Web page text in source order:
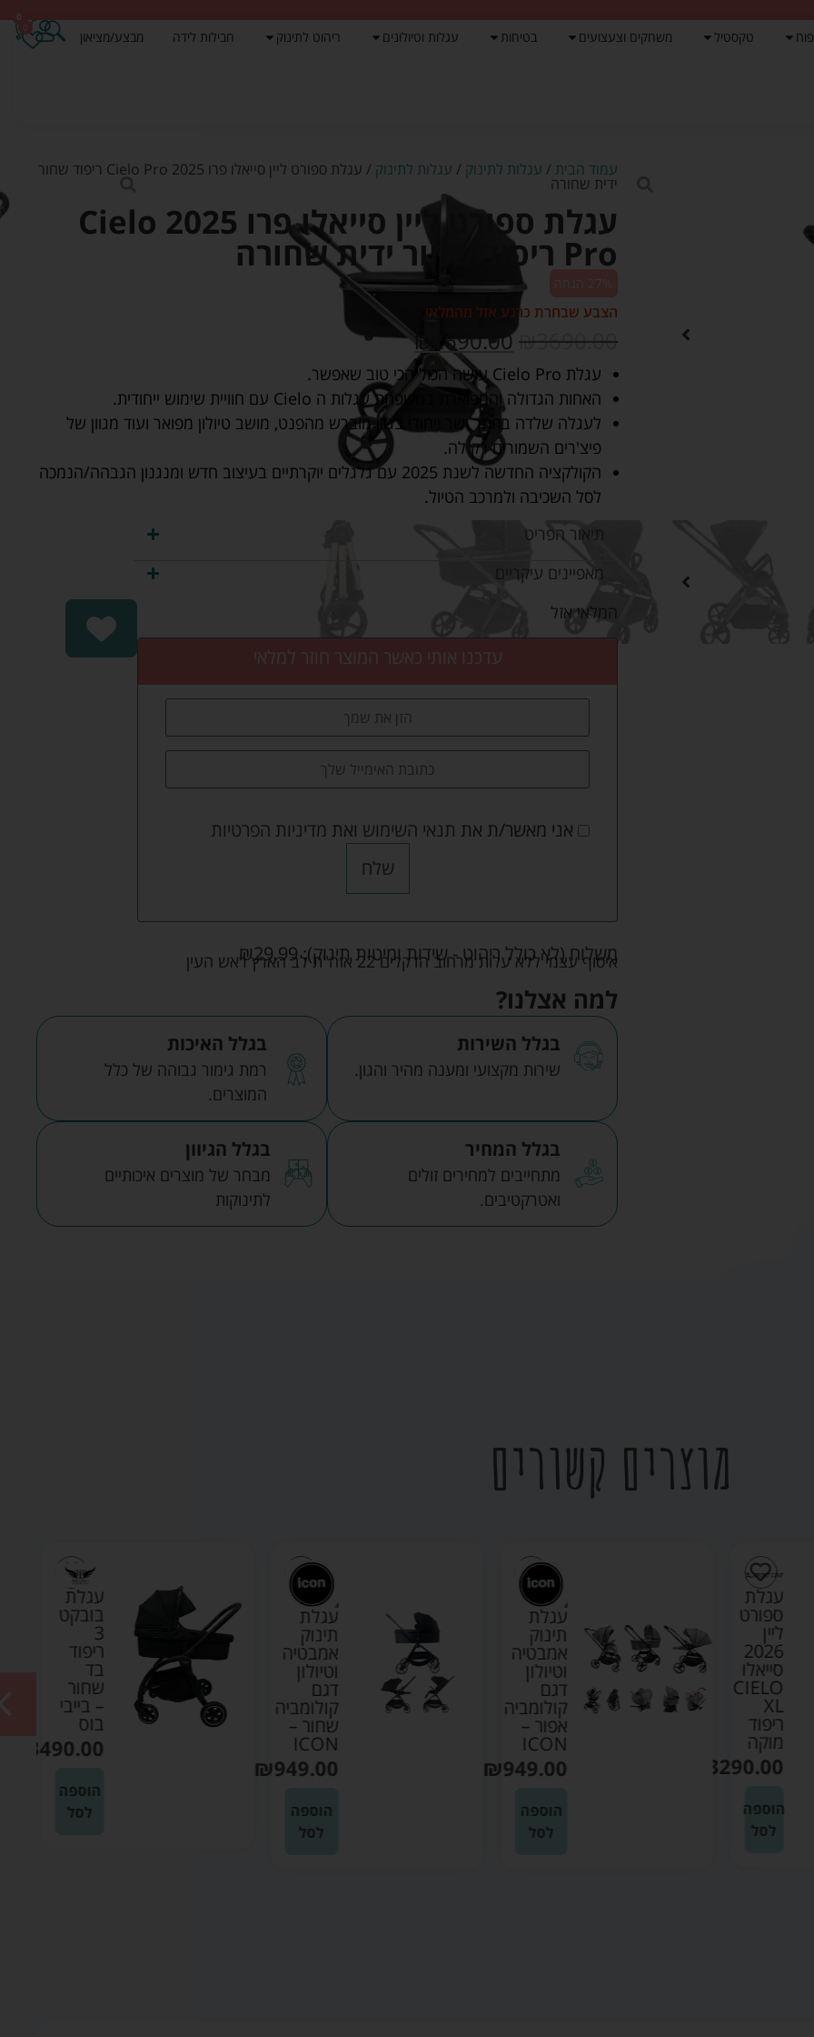
טקסטיל משחקים וצעצועים בטיחות עגלות וטיולונים ריהוט לתינוק חבילות לידה מבצע/מציאון
0
עמוד הבית / עגלות לתינוק / עגלות לתינוק / עגלת ספורט ליין סייאלו פרו 2025 Cielo Pro ריפוד שחור
ידית שחורה
עגלת ספורט ליין סייאלו פרו 2025 Cielo
Pro ריפוד שחור ידית שחורה
הצבע שבחרת כרגע אזל מהמלאי
₪3690.00
₪ 2690.00
עגלת Cielo Pro עושה הכול הכי טוב שאפשר.
האחות הגדולה והמפוארת במשפחת עגלות ה Cielo עם חוויית שימוש ייחודית.
לעגלה שלדה בחתך ישר ייחודי בגוון מוברש מהפנט, מושב טיולון מפואר ועוד מגוון של
פיצ'רים השמורים רק לה.
הקולקציה החדשה לשנת 2025 עם גלגלים יוקרתיים בעיצוב חדש ומנגנון הגבהה/הנמכה
לסל השכיבה ולמרכב הטיול.
תיאור הפריט
מאפיינים עיקריים
המלאי אזל
עדכנו אותי כאשר המוצר חוזר למלאי
אני מאשר/ת את תנאי השימוש ואת מדיניות הפרטיות
שלח
משלוח (לא כולל ריהוט - שידות ומיטות תינוק): ₪29.99 איסוף עצמי ללא עלות מרחוב הדקלים 22 אזה"ת לב הארץ ראש העין
למה אצלנו?
בגלל השירות
שירות מקצועי ומענה מהיר והגון.
בגלל האיכות
רמת גימור גבוהה של כלל
המוצרים.
בגלל המחיר
מתחייבים למחירים זולים
ואטרקטיבים.
בגלל הגיוון
מבחר של מוצרים איכותיים
לתינוקות
מוצרים קשורים
עגלת
ספורט
ליין
2026
סייאלו
CIELO
XL
ריפוד
מוקה
3290.00
הוספה
לסל
עגלת
תינוק
אמבטיה
וטיולון
דגם
קולומביה
אפור –
ICON
₪949.00
הוספה
לסל
עגלת
תינוק
אמבטיה
וטיולון
דגם
קולומביה
שחור –
ICON
₪949.00
הוספה
לסל
עגלת
בובקט
3
ריפוד
בד
שחור
– בייבי
בוס
3490.00
הוספה
לסל